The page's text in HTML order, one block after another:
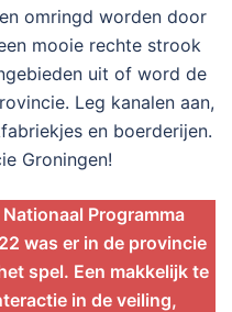
omringd worden door
mooie rechte strook
uit of word de
Leg kanalen aan,
en boerderijen.
Groningen!
Programma
was er in de provincie
spel. Een makkelijk te
in de veiling,